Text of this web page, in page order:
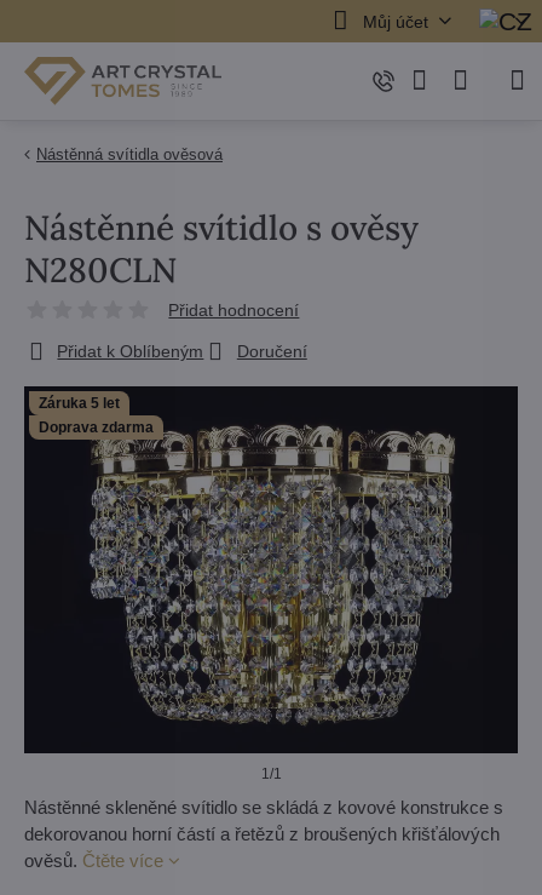
Můj účet
Nástěnná svítidla ověsová
Záruka 5 let
Doprava zdarma
1/1
Nástěnné svítidlo s ověsy
N280CLN
Přidat hodnocení
Přidat k Oblíbeným Doručení
Nástěnné skleněné svítidlo se skládá z kovové konstrukce s
dekorovanou horní částí a řetězů z broušených křišťálových
ověsů. Čtěte více